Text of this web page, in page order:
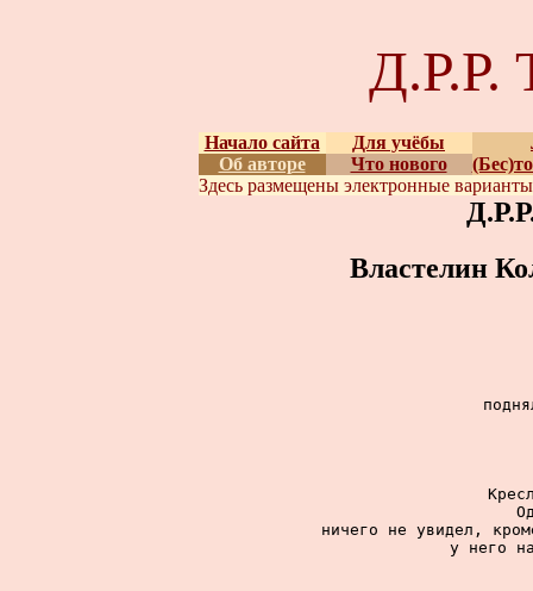
Начало сайта Для учёбы
Об авторе
Что нового
Здесь размещены электронные
Властелин
ничего не увидел,
у него